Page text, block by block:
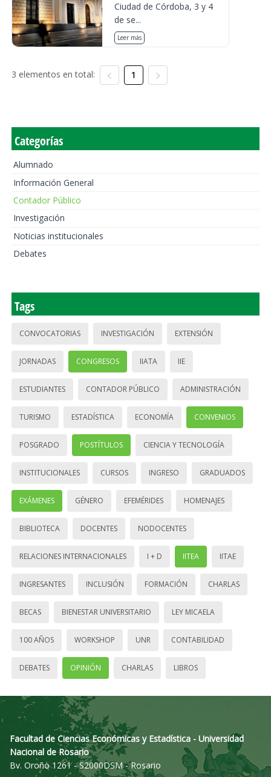
Ciudad de Córdoba, 3 y 4
de se...
Leer más
3 elementos en total: 1
Categorías
Alumnado
Información General
Contador Público
Investigación
Noticias institucionales
Debates
Tags
CONVOCATORIAS INVESTIGACIÓN EXTENSIÓN
JORNADAS CONGRESOS IIATA IIE
ESTUDIANTES CONTADOR PÚBLICO ADMINISTRACIÓN
TURISMO ESTADÍSTICA ECONOMÍA CONVENIOS
POSGRADO POSTÍTULOS CIENCIA Y TECNOLOGÍA
INSTITUCIONALES CURSOS INGRESO GRADUADOS
EXÁMENES GÉNERO EFEMÉRIDES HOMENAJES
BIBLIOTECA DOCENTES NODOCENTES
RELACIONES INTERNACIONALES I + D IITEA IITAE
INGRESANTES INCLUSIÓN FORMACIÓN CHARLAS
BECAS BIENESTAR UNIVERSITARIO LEY MICAELA
100 AÑOS WORKSHOP UNR CONTABILIDAD
DEBATES OPINIÓN CHARLAS LIBROS
Facultad de Ciencias Económicas y Estadística - Universidad
Nacional de Rosario
Bv. Oroño 1261 - S2000DSM - Rosario